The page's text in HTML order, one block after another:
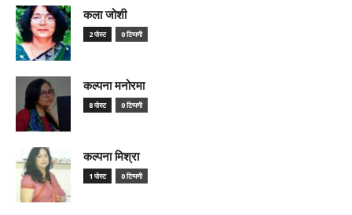
कला जोशी
2 पोस्ट 0 टिप्पणी
कल्पना मनोरमा
8 पोस्ट 0 टिप्पणी
कल्पना मिश्रा
1 पोस्ट 0 टिप्पणी